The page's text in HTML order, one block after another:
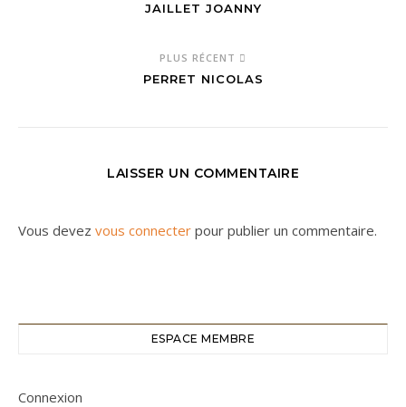
JAILLET JOANNY
PLUS RÉCENT
PERRET NICOLAS
LAISSER UN COMMENTAIRE
Vous devez vous connecter pour publier un commentaire.
ESPACE MEMBRE
Connexion